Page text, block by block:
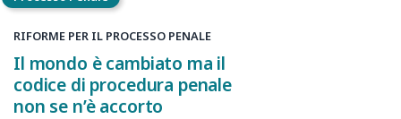
RIFORME PER IL PROCESSO PENALE
Il mondo è cambiato ma il
codice di procedura penale
non se n’è accorto